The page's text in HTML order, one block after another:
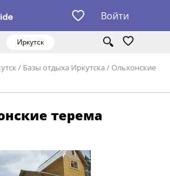
Войти
Иркутск
/ Базы отдыха Иркутска / Ольхонские
терема